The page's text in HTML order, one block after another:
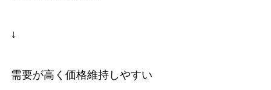
↓
需要が高く価格維持しやすい